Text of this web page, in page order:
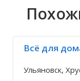
Всё для
Ульяновск,